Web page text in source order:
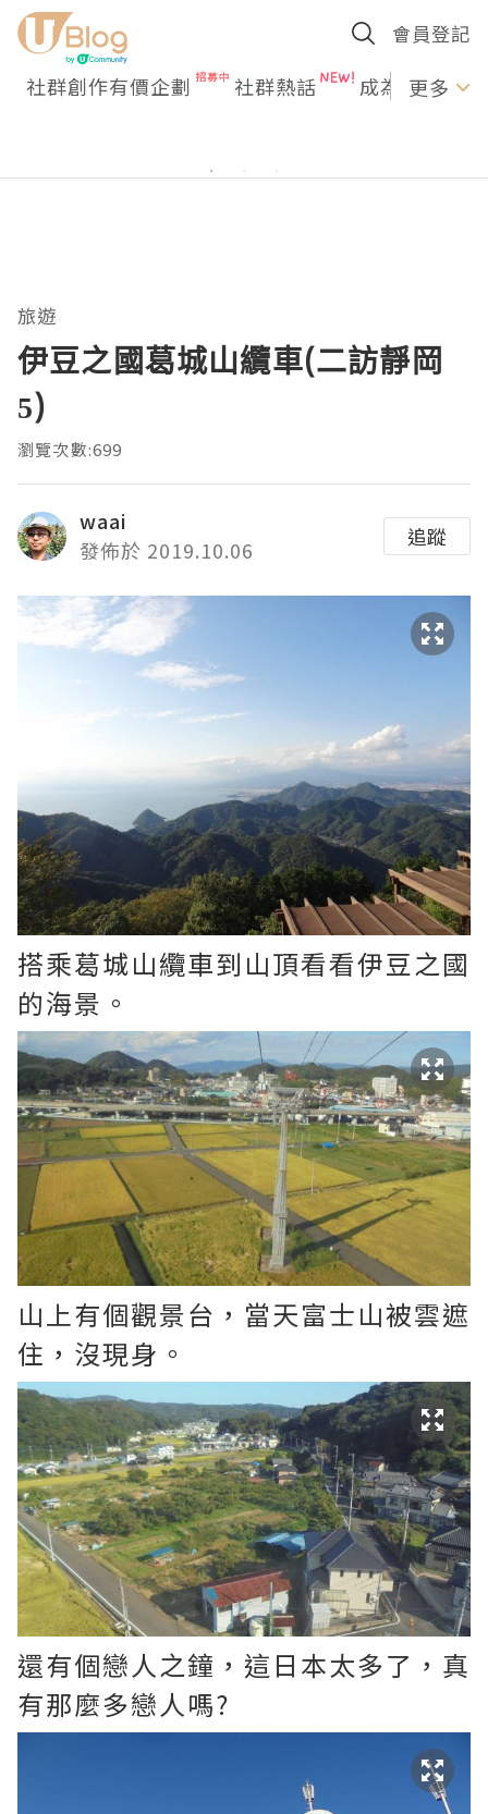
會員登記
社群創作有價企劃 社群熱話 成為U更多
旅遊
伊豆之國葛城山纜車(二訪靜岡
5)
瀏覽次數:699
waai
發佈於 2019.10.06
追蹤
搭乘葛城山纜車到山頂看看伊豆之國
的海景。
山上有個觀景台，當天富士山被雲遮
住，沒現身。
還有個戀人之鐘，這日本太多了，真
有那麼多戀人嗎?